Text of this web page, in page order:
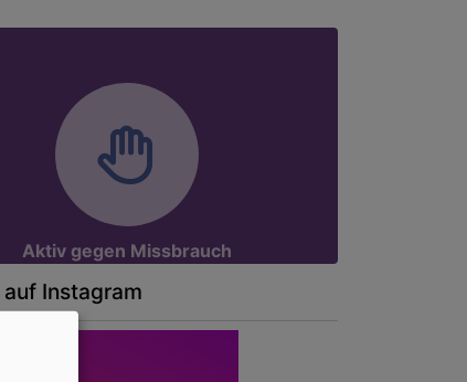
Aktiv gegen Missbrauch
Instagram